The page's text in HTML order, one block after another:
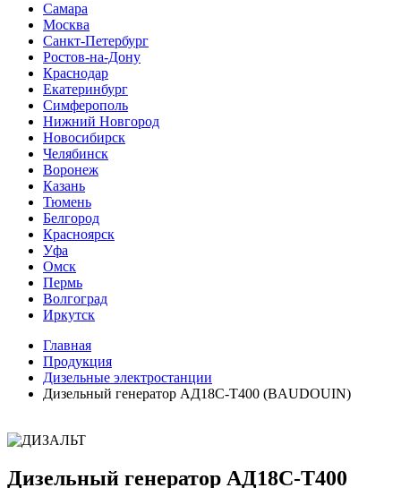
Самара
Москва
Санкт-Петербург
Ростов-на-Дону
Краснодар
Екатеринбург
Симферополь
Нижний Новгород
Новосибирск
Челябинск
Воронеж
Казань
Тюмень
Белгород
Красноярск
Уфа
Омск
Пермь
Волгоград
Иркутск
Главная
Продукция
Дизельные электростанции
Дизельный генератор АД18С-Т400 (BAUDOUIN)
Дизельный генератор АД18С-Т400